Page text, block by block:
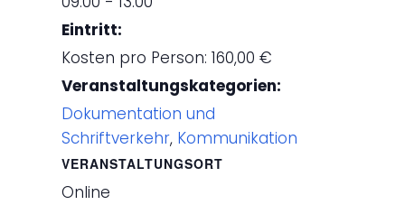
Eintritt:
Kosten pro Person: 160,00 €
Veranstaltungskategorien:
Dokumentation und
Schriftverkehr, Kommunikation
VERANSTALTUNGSORT
Online